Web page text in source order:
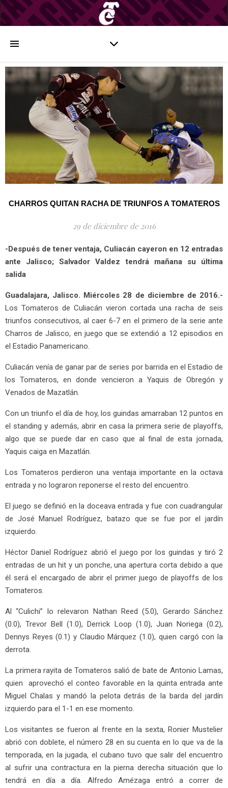
CHARROS QUITAN RACHA DE TRIUNFOS A TOMATEROS
29 de diciembre de 2016
-Después de tener ventaja, Culiacán cayeron en 12 entradas
ante Jalisco; Salvador Valdez tendrá mañana su última
salida
Guadalajara, Jalisco. Miércoles 28 de diciembre de 2016.-
Los Tomateros de Culiacán vieron cortada una racha de seis
triunfos consecutivos, al caer 6-7 en el primero de la serie ante
Charros de Jalisco, en juego que se extendió a 12 episodios en
el Estadio Panamericano.
Culiacán venía de ganar par de series por barrida en el Estadio de
los Tomateros, en donde vencieron a Yaquis de Obregón y
Venados de Mazatlán.
Con un triunfo el día de hoy, los guindas amarraban 12 puntos en
el standing y además, abrir en casa la primera serie de playoffs,
algo que se puede dar en caso que al final de esta jornada,
Yaquis caiga en Mazatlán.
Los Tomateros perdieron una ventaja importante en la octava
entrada y no lograron reponerse el resto del encuentro.
El juego se definió en la doceava entrada y fue con cuadrangular
de José Manuel Rodríguez, batazo que se fue por el jardín
izquierdo.
Héctor Daniel Rodríguez abrió el juego por los guindas y tiró 2
entradas de un hit y un ponche, una apertura corta debido a que
él será el encargado de abrir el primer juego de playoffs de los
Tomateros.
Al “Culichi” lo relevaron Nathan Reed (5.0), Gerardo Sánchez
(0.0), Trevor Bell (1.0), Derrick Loop (1.0), Juan Noriega (0.2),
Dennys Reyes (0.1) y Claudio Márquez (1.0), quien cargó con la
derrota.
La primera rayita de Tomateros salió de bate de Antonio Lamas,
quien aprovechó el conteo favorable en la quinta entrada ante
Miguel Chalas y mandó la pelota detrás de la barda del jardín
izquierdo para el 1-1 en ese momento.
Los visitantes se fueron al frente en la sexta, Ronier Mustelier
abrió con doblete, el número 28 en su cuenta en lo que va de la
temporada, en la jugada, el cubano tuvo que salir del encuentro
al sufrir una contractura en la pierna derecha situación que lo
tendrá en día a día. Alfredo Amézaga entró a correr de